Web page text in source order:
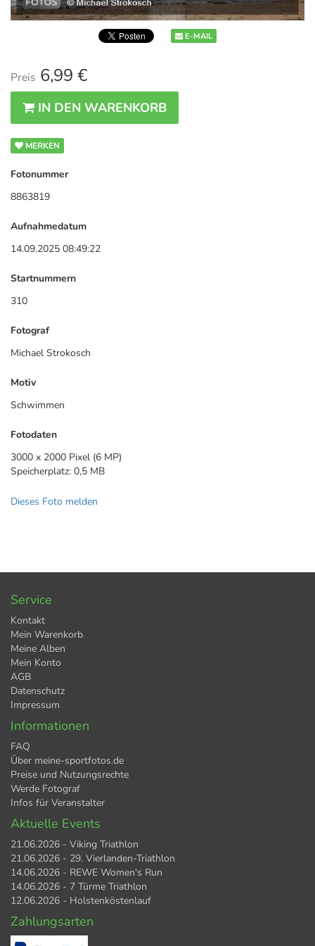
E-MAIL
Preis 6,99 €
IN DEN WARENKORB
MERKEN
Fotonummer
8863819
Aufnahmedatum
14.09.2025 08:49:22
Startnummern
310
Fotograf
Michael Strokosch
Motiv
Schwimmen
Fotodaten
3000 x 2000 Pixel (6 MP)
Speicherplatz: 0,5 MB
Dieses Foto melden
Service
Kontakt
Mein Warenkorb
Meine Alben
Mein Konto
AGB
Datenschutz
Impressum
Informationen
FAQ
Über meine-sportfotos.de
Preise und Nutzungsrechte
Werde Fotograf
Infos für Veranstalter
Aktuelle Events
21.06.2026 - Viking Triathlon
21.06.2026 - 29. Vierlanden-Triathlon
14.06.2026 - REWE Women's Run
14.06.2026 - 7 Türme Triathlon
12.06.2026 - Holstenköstenlauf
Zahlungsarten